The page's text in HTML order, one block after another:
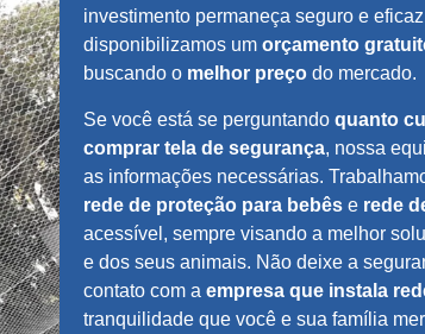
investimento permaneça seguro e
disponibilizamos um orçamento
buscando o melhor preço do mercado.
Se você está se perguntando quanto
comprar tela de segurança, nossa
as informações necessárias.
rede de proteção para bebês e rede
acessível, sempre visando a melhor
e dos seus animais. Não deixe a
contato com a empresa que instala
tranquilidade que você e sua família